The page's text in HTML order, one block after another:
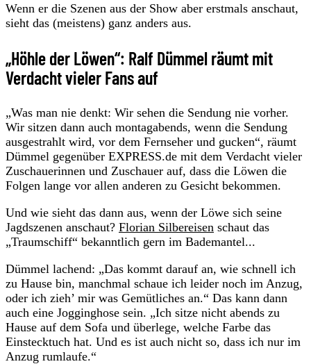
Wenn er die Szenen aus der Show aber erstmals anschaut,
sieht das (meistens) ganz anders aus.
„Höhle der Löwen“: Ralf Dümmel räumt mit
Verdacht vieler Fans auf
„Was man nie denkt: Wir sehen die Sendung nie vorher.
Wir sitzen dann auch montagabends, wenn die Sendung
ausgestrahlt wird, vor dem Fernseher und gucken“, räumt
Dümmel gegenüber EXPRESS.de mit dem Verdacht vieler
Zuschauerinnen und Zuschauer auf, dass die Löwen die
Folgen lange vor allen anderen zu Gesicht bekommen.
Und wie sieht das dann aus, wenn der Löwe sich seine
Jagdszenen anschaut? Florian Silbereisen schaut das
„Traumschiff“ bekanntlich gern im Bademantel...
Dümmel lachend: „Das kommt darauf an, wie schnell ich
zu Hause bin, manchmal schaue ich leider noch im Anzug,
oder ich zieh’ mir was Gemütliches an.“ Das kann dann
auch eine Jogginghose sein. „Ich sitze nicht abends zu
Hause auf dem Sofa und überlege, welche Farbe das
Einstecktuch hat. Und es ist auch nicht so, dass ich nur im
Anzug rumlaufe.“